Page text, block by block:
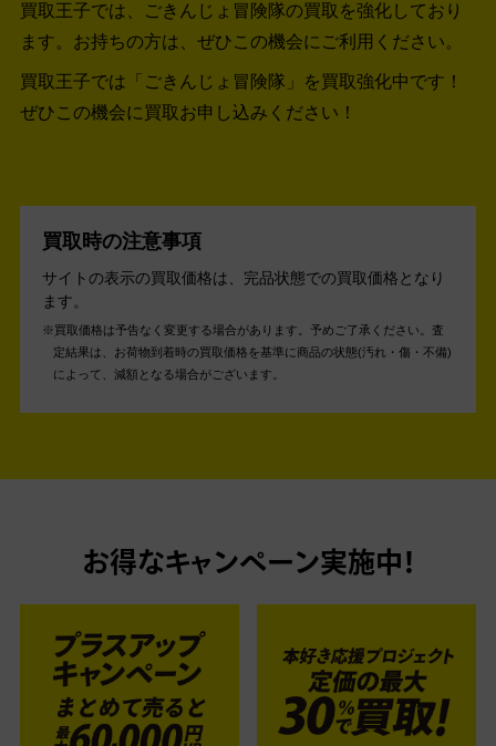
買取王子では、ごきんじょ冒険隊の買取を強化しており
ます。お持ちの方は、ぜひこの機会にご利用ください。
買取王子では「ごきんじょ冒険隊」を買取強化中です！
ぜひこの機会に買取お申し込みください！
買取時の注意事項
サイトの表示の買取価格は、完品状態での買取価格となり
ます。
買取価格は予告なく変更する場合があります。予めご了承ください。 査
定結果は、お荷物到着時の買取価格を基準に商品の状態(汚れ・傷・不備)
によって、減額となる場合がございます。
お得なキャンペーン実施中！